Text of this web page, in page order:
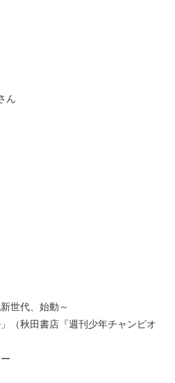
ん
世代、始動～
（秋田書店『週刊少年チャンピオ